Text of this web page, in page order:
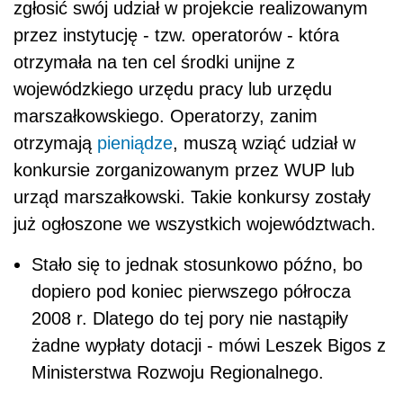
zgłosić swój udział w projekcie realizowanym
przez instytucję - tzw. operatorów - która
otrzymała na ten cel środki unijne z
wojewódzkiego urzędu pracy lub urzędu
marszałkowskiego. Operatorzy, zanim
otrzymają pieniądze, muszą wziąć udział w
konkursie zorganizowanym przez WUP lub
urząd marszałkowski. Takie konkursy zostały
już ogłoszone we wszystkich województwach.
Stało się to jednak stosunkowo późno, bo
dopiero pod koniec pierwszego półrocza
2008 r. Dlatego do tej pory nie nastąpiły
żadne wypłaty dotacji - mówi Leszek Bigos z
Ministerstwa Rozwoju Regionalnego.